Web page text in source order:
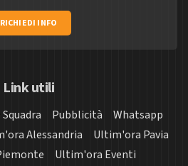
RICHIEDI INFO
Link utili
Pubblicità
Whatsapp
Alessandria
Ultim'ora Pavia
Ultim'ora Eventi